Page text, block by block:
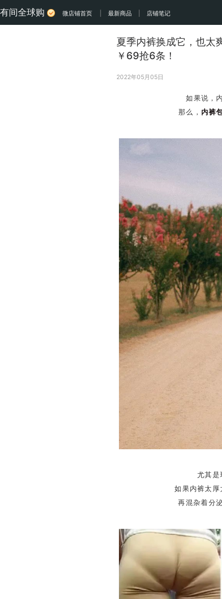
有间全球购 微店铺首页 最新商品 店铺笔记
夏季内裤换成它，也太
￥69抢6条！
2022年05月05日
如果说，
那么， 内裤
尤其是
如果内裤太
再混杂着分